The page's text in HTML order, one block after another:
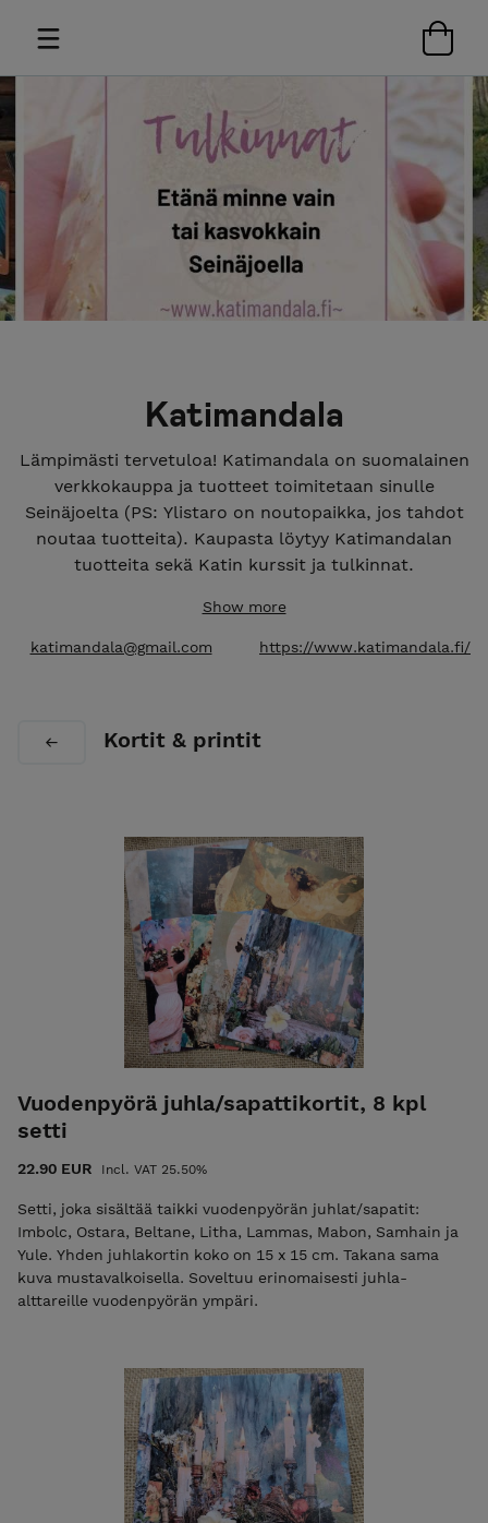
Katimandala
Lämpimästi tervetuloa! Katimandala on suomalainen
verkkokauppa ja tuotteet toimitetaan sinulle
Seinäjoelta (PS: Ylistaro on noutopaikka, jos tahdot
noutaa tuotteita). Kaupasta löytyy Katimandalan
tuotteita sekä Katin kurssit ja tulkinnat.
Visa- ja Mastercard-luottokortit.
Toimitusvaihtoehdot: pääasiassa postitse, mutta
Show more
katimandala@gmail.com https://www.katimandala.fi/
Kortit & printit
Vuodenpyörä juhla/sapattikortit, 8 kpl
setti
22.90 EUR Incl. VAT 25.50%
Setti, joka sisältää taikki vuodenpyörän juhlat/sapatit:
Imbolc, Ostara, Beltane, Litha, Lammas, Mabon, Samhain ja
Yule. Yhden juhlakortin koko on 15 x 15 cm. Takana sama
kuva mustavalkoisella. Soveltuu erinomaisesti juhla-
alttareille vuodenpyörän ympäri.